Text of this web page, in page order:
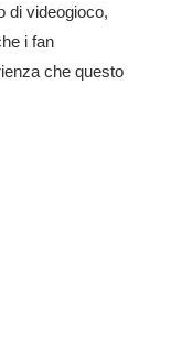
di videogioco,
i fan
che questo